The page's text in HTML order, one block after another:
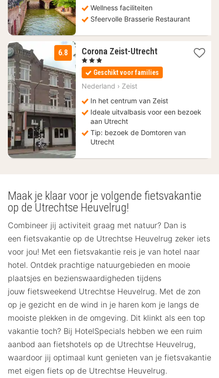
Wellness faciliteiten
Sfeervolle Brasserie Restaurant
6.8 Corona Zeist-Utrecht1
vanaf
109,49
, 3 Sterren
Geschikt voor families
Nederland › Zeist
In het centrum van Zeist
Ideale uitvalbasis voor een bezoek
aan Utrecht
Tip: bezoek de Domtoren van
Utrecht
Maak je klaar voor je volgende fietsvakantie
op de Utrechtse Heuvelrug!
Combineer jij activiteit graag met natuur? Dan is
een fietsvakantie op de Utrechtse Heuvelrug zeker iets
voor jou! Met een fietsvakantie reis je van hotel naar
hotel. Ontdek prachtige natuurgebieden en mooie
plaatsjes en bezienswaardigheden tijdens
jouw fietsweekend Utrechtse Heuvelrug. Met de zon
op je gezicht en de wind in je haren kom je langs de
mooiste plekken in de omgeving. Dit klinkt als een top
vakantie toch? Bij HotelSpecials hebben we een ruim
aanbod aan fietshotels op de Utrechtse Heuvelrug,
waardoor jij optimaal kunt genieten van je fietsvakantie
met eigen fiets op de Utrechtse Heuvelrug.